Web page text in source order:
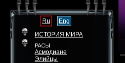
Ru
Eng
ИСТОРИЯ МИРА
РАСЫ
Асмодиане
Элийцы